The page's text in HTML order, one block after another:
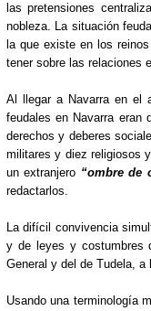
las pretensiones
nobleza. La situación
la que existe en los
tener sobre las relaciones
Al llegar a Navarra en el
feudales en Navarra eran
derechos y deberes
militares y diez religiosos
un extranjero “ombre de
redactarlos.
La difícil convivencia
y de leyes y costumbres
General y del de Tudela, a
Usando una terminología